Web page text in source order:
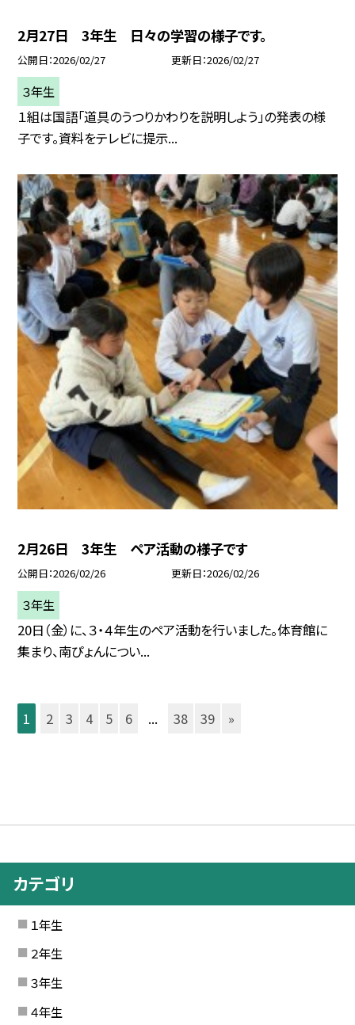
2月27日 3年生 日々の学習の様子です。
公開日 2026/02/27 更新日 2026/02/27
３年生
１組は国語「道具のうつりかわりを説明しよう」の発表の様
子です。資料をテレビに提示...
2月26日 3年生 ペア活動の様子です
公開日 2026/02/26 更新日 2026/02/26
３年生
20日（金）に、３・４年生のペア活動を行いました。体育館に
集まり、南ぴょんについ...
1 2 3 4 5 6 ... 38 39 »
カテゴリ
１年生
２年生
３年生
４年生